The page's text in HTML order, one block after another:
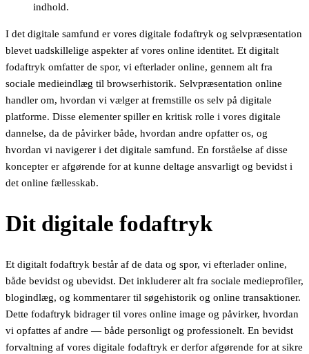
indhold.
I det digitale samfund er vores digitale fodaftryk og selvpræsentation
blevet uadskillelige aspekter af vores online identitet. Et digitalt
fodaftryk omfatter de spor, vi efterlader online, gennem alt fra
sociale medieindlæg til browserhistorik. Selvpræsentation online
handler om, hvordan vi vælger at fremstille os selv på digitale
platforme. Disse elementer spiller en kritisk rolle i vores digitale
dannelse, da de påvirker både, hvordan andre opfatter os, og
hvordan vi navigerer i det digitale samfund. En forståelse af disse
koncepter er afgørende for at kunne deltage ansvarligt og bevidst i
det online fællesskab.
Dit digitale fodaftryk
Et digitalt fodaftryk består af de data og spor, vi efterlader online,
både bevidst og ubevidst. Det inkluderer alt fra sociale medieprofiler,
blogindlæg, og kommentarer til søgehistorik og online transaktioner.
Dette fodaftryk bidrager til vores online image og påvirker, hvordan
vi opfattes af andre — både personligt og professionelt. En bevidst
forvaltning af vores digitale fodaftryk er derfor afgørende for at sikre